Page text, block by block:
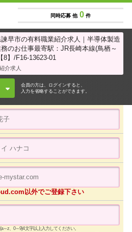
同時応募 他 0 件
早市の有料職業紹介求人｜半導体製造
のお仕事最寄駅：JR長崎本線(鳥栖～
】/F16-13623-01
介求人
会員の方は、ログインすると、
入力を省略することができます。
以外でご登録下さい
～z、0～9)4文字以上入力してください。